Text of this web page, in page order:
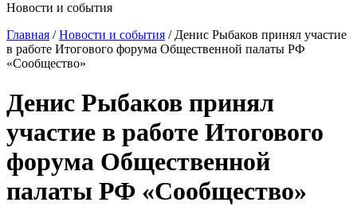
Новости и события
Главная /Новости и события / Денис Рыбаков принял участие
в работе Итогового форума Общественной палаты РФ
«Сообщество»
Денис Рыбаков принял
участие в работе Итогового
форума Общественной
палаты РФ «Сообщество»